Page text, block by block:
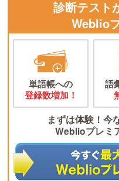
診断テスト
Weblio
単語帳への
登録数増加！
語
まずは体験！今
Weblioプレミ